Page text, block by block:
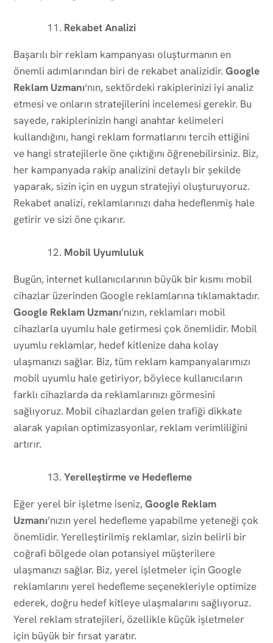
Rekabet Analizi
Başarılı bir reklam kampanyası oluşturmanın en
önemli adımlarından biri de rekabet analizidir. Google
Reklam Uzmanı‘nın, sektördeki rakiplerinizi iyi analiz
etmesi ve onların stratejilerini incelemesi gerekir. Bu
sayede, rakiplerinizin hangi anahtar kelimeleri
kullandığını, hangi reklam formatlarını tercih ettiğini
ve hangi stratejilerle öne çıktığını öğrenebilirsiniz. Biz,
her kampanyada rakip analizini detaylı bir şekilde
yaparak, sizin için en uygun stratejiyi oluşturuyoruz.
Rekabet analizi, reklamlarınızı daha hedeflenmiş hale
getirir ve sizi öne çıkarır.
Mobil Uyumluluk
Bugün, internet kullanıcılarının büyük bir kısmı mobil
cihazlar üzerinden Google reklamlarına tıklamaktadır.
Google Reklam Uzmanı’nızın, reklamları mobil
cihazlarla uyumlu hale getirmesi çok önemlidir. Mobil
uyumlu reklamlar, hedef kitlenize daha kolay
ulaşmanızı sağlar. Biz, tüm reklam kampanyalarımızı
mobil uyumlu hale getiriyor, böylece kullanıcıların
farklı cihazlarda da reklamlarınızı görmesini
sağlıyoruz. Mobil cihazlardan gelen trafiği dikkate
alarak yapılan optimizasyonlar, reklam verimliliğini
artırır.
Yerelleştirme ve Hedefleme
Eğer yerel bir işletme iseniz,Google Reklam
Uzmanı’nızın yerel hedefleme yapabilme yeteneği çok
önemlidir. Yerelleştirilmiş reklamlar, sizin belirli bir
coğrafi bölgede olan potansiyel müşterilere
ulaşmanızı sağlar. Biz, yerel işletmeler için Google
reklamlarını yerel hedefleme seçenekleriyle optimize
ederek, doğru hedef kitleye ulaşmalarını sağlıyoruz.
Yerel reklam stratejileri, özellikle küçük işletmeler
için büyük bir fırsat yaratır.